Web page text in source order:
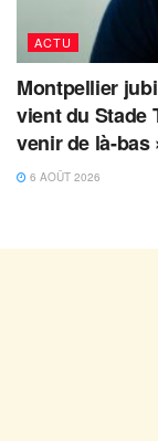
ACTU
Montpellier
vient du Stade
venir de là-bas
6 AOÛT 2026